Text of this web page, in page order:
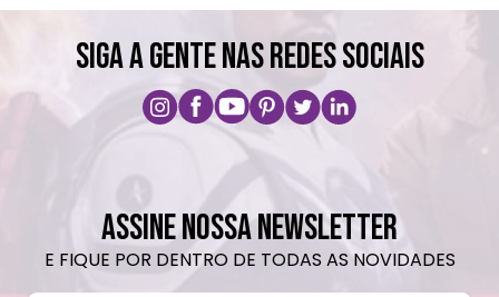
SIGA A GENTE NAS REDES SOCIAIS
ASSINE NOSSA NEWSLETTER
E FIQUE POR DENTRO DE TODAS AS NOVIDADES